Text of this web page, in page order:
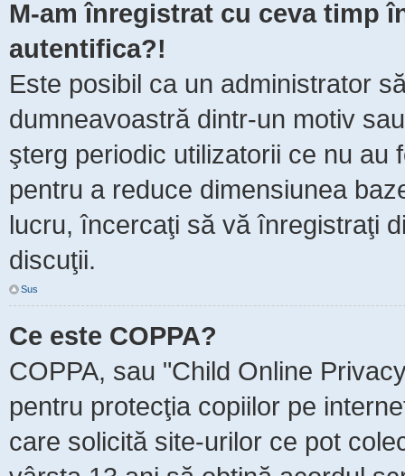
M-am înregistrat cu ceva timp
autentifica?!
Este posibil ca un administrator
dumneavoastră dintr-un motiv
şterg periodic utilizatorii ce nu au
pentru a reduce dimensiunea
lucru, încercaţi să vă înregistraţi
discuţii.
Sus
Ce este COPPA?
COPPA, sau "Child Online
pentru protecţia copiilor pe
care solicită site-urilor ce pot